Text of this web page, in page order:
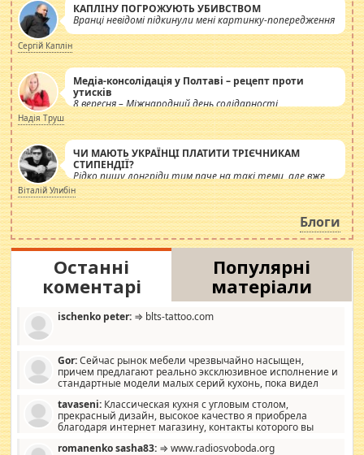
КАПЛІНУ ПОГРОЖУЮТЬ УБИВСТВОМ
Вранці невідомі підкинули мені картинку-попередження
Сергій Каплін
Медіа-консолідація у Полтаві – рецепт проти
утисків
8 вересня – Міжнародний день солідарності
журналістів.
Надія Труш
ЧИ МАЮТЬ УКРАЇНЦІ ПЛАТИТИ ТРІЄЧНИКАМ
СТИПЕНДІЇ?
Рідко пишу лонгріди тим паче на такі теми, але вже
просто дістало! Обурюють сьогоднішні інсенуації
навколо стипендіального питання. Штучно
роздувається ще одна соціальна катастрофа.
Віталій Улибін
Блоги
Останні
коментарі
Популярні
матеріали
ischenko peter: ⇒ blts-tattoo.com
Gor:Сейчас рынок мебели чрезвычайно насыщен,
причем предлагают реально эксклюзивное исполнение и
стандартные модели малых серий кухонь, пока видел
стандартные формы, в MebelOk, креативненько и что главное -
со вкусом все в порядке, без ненужных наворотов удорожающих
мебель, а это не последний фактор.
tavaseni: Классическая кухня с угловым столом,
прекрасный дизайн, высокое качество я приобрела
благодаря интернет магазину, контакты которого вы
romanenko sasha83: ⇒ www.radiosvoboda.org